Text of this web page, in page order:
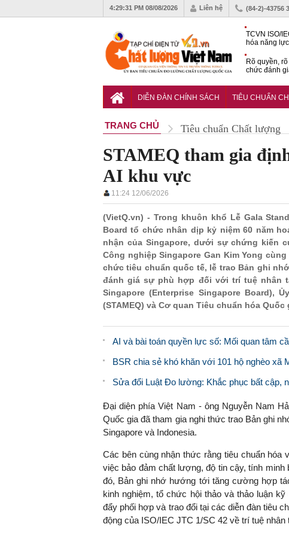
4:29:32 PM 08/08/2026 Liên hệ (84-2)-43756
TCVN ISO/
hóa năng
Rõ quyền,
chức đánh
Công cụ
DIỄN ĐÀN CHÍNH SÁCH TIÊU CHUẨN
TRANG CHỦ Tiêu chuẩn Chất lượng
STAMEQ tham gia
AI khu vực
11:24 12/06/2026
(VietQ.vn) - Trong khuôn khổ Lễ Gala
Board tổ chức nhân dịp kỷ niệm 60 năm
nhận của Singapore, dưới sự chứng kiến
Công nghiệp Singapore Gan Kim Yong
chức tiêu chuẩn quốc tế, lễ trao Bản ghi
đánh giá sự phù hợp đối với trí tuệ nhân
Singapore (Enterprise Singapore Board),
(STAMEQ) và Cơ quan Tiêu chuẩn hóa Quốc
AI và bài toán quyền lực số: Mối quan tâm
BSR chia sẻ khó khăn với 101 hộ nghèo xã
Sửa đổi Luật Đo lường: Khắc phục bất cập,
Đại diện phía Việt Nam - ông Nguyễn Nam
Quốc gia đã tham gia nghi thức trao Bản ghi
Singapore và Indonesia.
Các bên cùng nhận thức rằng tiêu chuẩn hóa
việc bảo đảm chất lượng, độ tin cậy, tính
đó, Bản ghi nhớ hướng tới tăng cường hợp
kinh nghiệm, tổ chức hội thảo và thảo luận
đẩy phối hợp và trao đổi tại các diễn đàn tiêu
động của ISO/IEC JTC 1/SC 42 về trí tuệ nhân